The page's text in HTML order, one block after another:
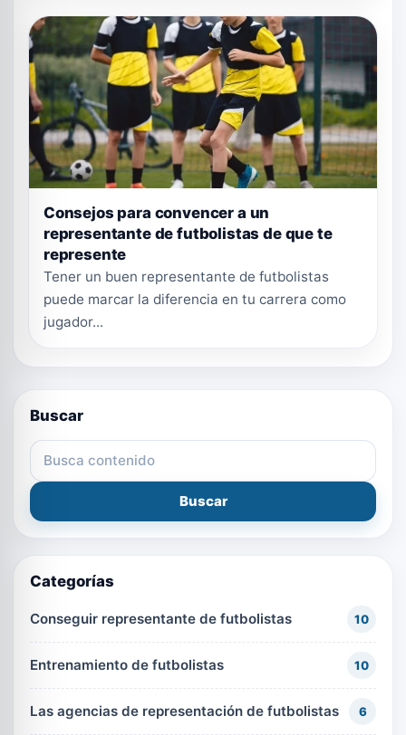
Consejos para convencer a un
representante de futbolistas de que te
represente
Tener un buen representante de futbolistas
puede marcar la diferencia en tu carrera como
jugador...
Buscar
Buscar en el blog
Buscar
Categorías
Conseguir representante de futbolistas 10
Entrenamiento de futbolistas 10
Las agencias de representación de futbolistas 6